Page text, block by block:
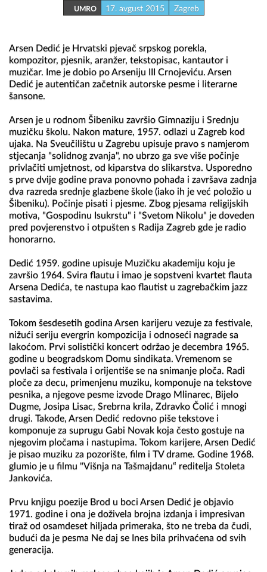
UMRO 17. avgust 2015 Zagreb
Arsen Dedić je Hrvatski pjevač srpskog porekla,
kompozitor, pjesnik, aranžer, tekstopisac, kantautor i
muzičar. Ime je dobio po Arseniju III Crnojeviću. Arsen
Dedić je autentičan začetnik autorske pesme i literarne
šansone.
Arsen je u rodnom Šibeniku završio Gimnaziju i Srednju
muzičku školu. Nakon mature, 1957. odlazi u Zagreb kod
ujaka. Na Sveučilištu u Zagrebu upisuje pravo s namjerom
stjecanja "solidnog zvanja", no ubrzo ga sve više počinje
privlačiti umjetnost, od kiparstva do slikarstva. Usporedno
s prve dvije godine prava ponovno pohađa i završava zadnja
dva razreda srednje glazbene škole (iako ih je već položio u
Šibeniku). Počinje pisati i pjesme. Zbog pjesama religijskih
motiva, "Gospodinu Isukrstu" i "Svetom Nikolu" je doveden
pred povjerenstvo i otpušten s Radija Zagreb gde je radio
honorarno.
Dedić 1959. godine upisuje Muzičku akademiju koju je
završio 1964. Svira flautu i imao je sopstveni kvartet flauta
Arsena Dedića, te nastupa kao flautist u zagrebačkim jazz
sastavima.
Tokom šesdesetih godina Arsen karijeru vezuje za festivale,
nižući seriju evergrin kompozicija i odnoseći nagrade sa
lakoćom. Prvi solistički koncert održao je decembra 1965.
godine u beogradskom Domu sindikata. Vremenom se
povlači sa festivala i orijentiše se na snimanje ploča. Radi
ploče za decu, primenjenu muziku, komponuje na tekstove
pesnika, a njegove pesme izvode Drago Mlinarec, Bijelo
Dugme, Josipa Lisac, Srebrna krila, Zdravko Čolić i mnogi
drugi. Takođe, Arsen Dedić redovno piše tekstove i
komponuje za suprugu Gabi Novak koja često gostuje na
njegovim pločama i nastupima. Tokom karijere, Arsen Dedić
je pisao muziku za pozorište, film i TV drame. Godine 1968.
glumio je u filmu "Višnja na Tašmajdanu“ reditelja Stoleta
Jankovića.
Prvu knjigu poezije Brod u boci Arsen Dedić je objavio
1971. godine i ona je doživela brojna izdanja i impresivan
tiraž od osamdeset hiljada primeraka, što ne treba da čudi,
budući da je pesma Ne daj se Ines bila prihvaćena od svih
generacija.